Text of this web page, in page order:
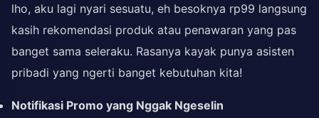
lho, aku lagi nyari sesuatu, eh besoknya rp99 langsung
kasih rekomendasi produk atau penawaran yang pas
banget sama seleraku. Rasanya kayak punya asisten
pribadi yang ngerti banget kebutuhan kita!
Notifikasi Promo yang Nggak Ngeselin